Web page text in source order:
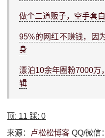
做个二道贩子，空手套
95%的网红不赚钱，因
身
漂泊10余年圈粉7000万
辑
顶: 11 踩:0
来源： 卢松松博客 QQ/微信